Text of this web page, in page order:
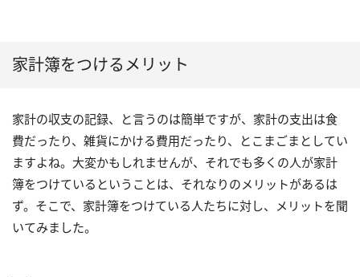
家計簿をつけるメリット
家計の収支の記録、と言うのは簡単ですが、家計の支出は食
費だったり、雑貨にかける費用だったり、とこまごまとしてい
ますよね。大変かもしれませんが、それでも多くの人が家計
簿をつけているということは、それなりのメリットがあるは
ず。そこで、家計簿をつけている人たちに対し、メリットを聞
いてみました。